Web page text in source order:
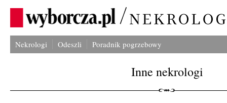
Nekrologi Odeszli Poradnik pogrzebowy
Inne nekrologi